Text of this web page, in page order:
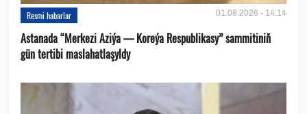
Resmi habarlar 01.08.2026 - 14:14
Astanada “Merkezi Aziýa — Koreýa Respublikasy” sammitiniň
gün tertibi maslahatlaşyldy